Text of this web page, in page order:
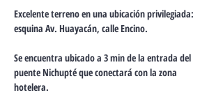
Excelente terreno en una ubicación privilegiada:
esquina Av. Huayacán, calle Encino.
Se encuentra ubicado a 3 min de la entrada del
puente Nichupté que conectará con la zona
hotelera.